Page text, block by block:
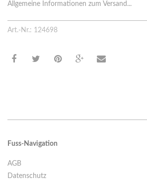
Allgemeine Informationen zum Versand...
Art.-Nr.: 124698
Fuss-Navigation
AGB
Datenschutz